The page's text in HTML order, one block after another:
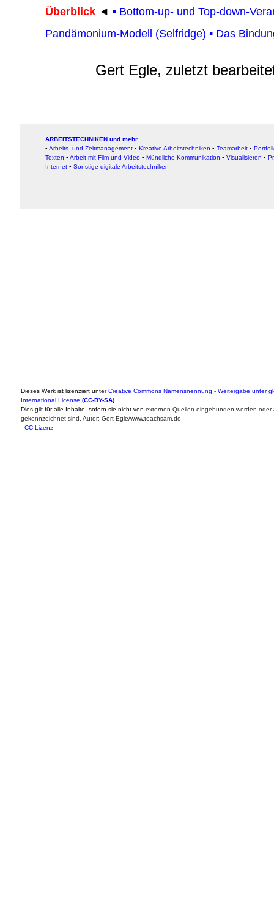
Überblick ◄ ▪ Bottom-up- und Top-down-
Pandämonium-Modell (Selfridge) ▪ Das
Gert Egle, zuletzt
ARBEITSTECHNIKEN und mehr
▪ Arbeits- und Zeitmanagement ▪ Kreative Arbeitstechniken ▪ Teamarbeit ▪
Texten ▪ Arbeit mit Film und Video ▪ Mündliche Kommunikation ▪ Visualisieren ▪
Internet ▪ Sonstige digitale Arbeitstechniken
Dieses Werk ist lizenziert unterCreative Commons Namensnennung - Weitergabe unter
International License (CC-BY-SA)
Dies gilt für alle Inhalte, sofern sie nicht von externen Quellen eingebunden werden oder
gekennzeichnet sind. Autor: Gert Egle/www.teachsam.de
- CC-Lizenz